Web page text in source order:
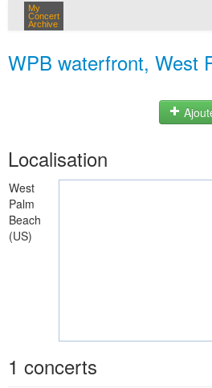
My
Concert
Archive
WPB waterfront, West
Localisation
West
Palm
Beach
(US)
1 concerts